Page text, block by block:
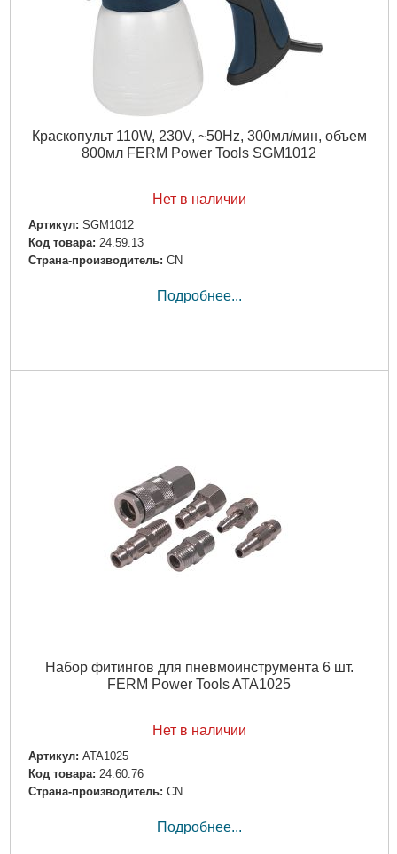
Краскопульт 110W, 230V, ~50Hz, 300мл/мин, объем
800мл FERM Power Tools SGM1012
Нет в наличии
Артикул: SGM1012
Код товара: 24.59.13
Страна-производитель: CN
Подробнее...
Набор фитингов для пневмоинструмента 6 шт.
FERM Power Tools ATA1025
Нет в наличии
Артикул: ATA1025
Код товара: 24.60.76
Страна-производитель: CN
Подробнее...